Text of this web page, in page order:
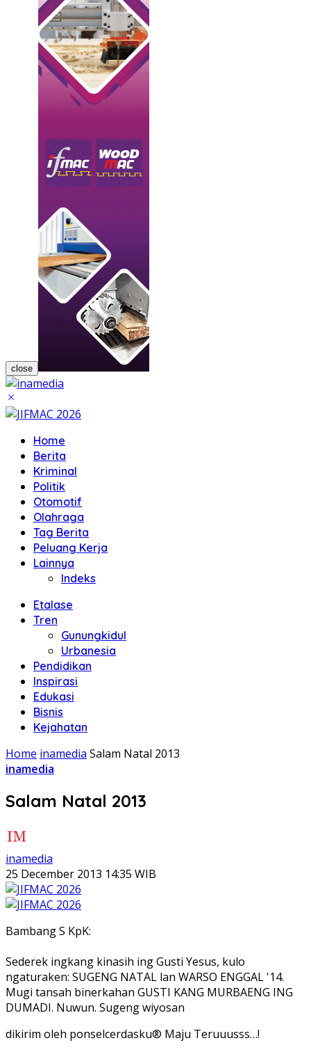
close
Home
Berita
Kriminal
Politik
Otomotif
Olahraga
Tag Berita
Peluang Kerja
Lainnya
Indeks
Etalase
Tren
Gunungkidul
Urbanesia
Pendidikan
Inspirasi
Edukasi
Bisnis
Kejahatan
Home inamedia Salam Natal 2013 ‎
inamedia
Salam Natal 2013 ‎
inamedia
25 December 2013 14:35 WIB
Bambang S KpK:
Sederek ingkang kinasih ing Gusti Yesus, kulo
ngaturaken: SUGENG NATAL lan WARSO ENGGAL '14.
Mugi tansah binerkahan GUSTI KANG MURBAENG ING
DUMADI. Nuwun. Sugeng wiyosan
dikirim oleh ponselcerdasku® Maju Teruuusss…!